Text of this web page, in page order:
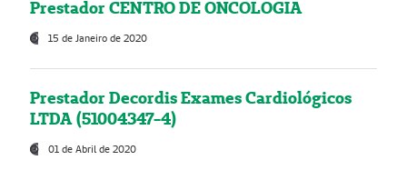
Prestador CENTRO DE ONCOLOGIA
15 de Janeiro de 2020
Prestador Decordis Exames Cardiológicos
LTDA (51004347-4)
01 de Abril de 2020